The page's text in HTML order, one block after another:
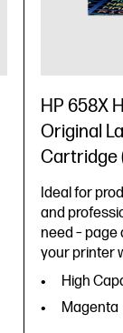
HP 658X
Original
Cartridge
Ideal for
and
need –
your printer
High
Magenta